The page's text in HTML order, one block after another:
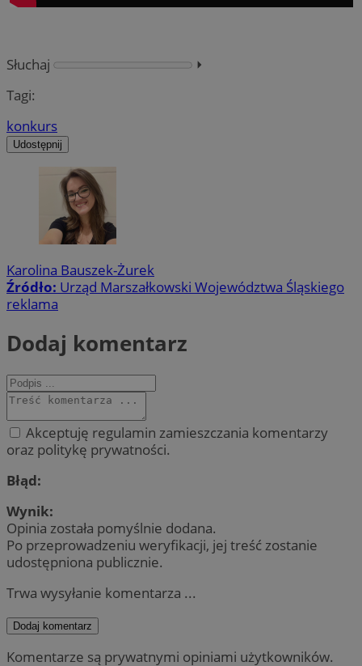
Słuchaj
⏵︎
Tagi:
konkurs
Udostępnij
Karolina Bauszek-Żurek
Źródło: Urząd Marszałkowski Województwa Śląskiego
reklama
Dodaj komentarz
Akceptuję regulamin zamieszczania komentarzy
oraz politykę prywatności.
Błąd:
Wynik:
Opinia została pomyślnie dodana.
Po przeprowadzeniu weryfikacji, jej treść zostanie
udostępniona publicznie.
Trwa wysyłanie komentarza ...
Dodaj komentarz
Komentarze są prywatnymi opiniami użytkowników.